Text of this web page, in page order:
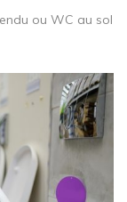
ou WC au sol